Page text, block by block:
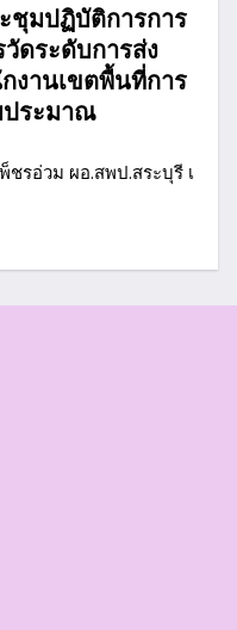
ชุมปฏิบัติการการ
ดระดับการส่ง
งานเขตพื้นที่การ
ประมาณ
รอ่วม ผอ.สพป.สระบุรี เ